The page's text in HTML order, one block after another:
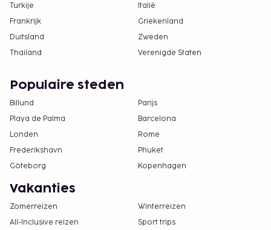
Turkije
Italië
Frankrijk
Griekenland
Duitsland
Zweden
Thailand
Verenigde Staten
Populaire steden
Billund
Parijs
Playa de Palma
Barcelona
Londen
Rome
Frederikshavn
Phuket
Göteborg
Kopenhagen
Vakanties
Zomerreizen
Winterreizen
All-Inclusive reizen
Sport trips